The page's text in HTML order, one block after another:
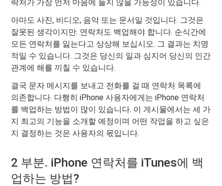
락처가 가장 먼저 마음에 들지 않을 가능성이 있습니다.
아마도 사진, 비디오, 음악 또는 문서일 것입니다. 그것은
잘못된 생각이지만. 연락처도 백업해야 합니다. 순식간에
모든 연락처를 잃는다고 상상해 보십시오. 그 결과는 치명
적일 수 있습니다. 그것은 당신의 일과 심지어 당신의 인간
관계에 해를 끼칠 수 있습니다.
결국 문자 메시지를 보내고 전화를 걸 때 연락처 목록에
의존합니다. 다행히 iPhone 사용자에게는 iPhone 연락처
를 백업하는 방법이 많이 있습니다. 이 게시물에서는 세 가
지 최고의 기능을 소개할 예정이며 어떤 작업을 하고 싶은
지 결정하는 것은 사용자의 몫입니다.
2 부분. iPhone 연락처를 iTunes에 백
업하는 방법?